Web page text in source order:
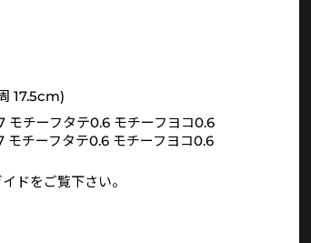
17.5cm)
モチーフタテ0.6 モチーフヨコ0.6
モチーフタテ0.6 モチーフヨコ0.6
ドをご覧下さい。